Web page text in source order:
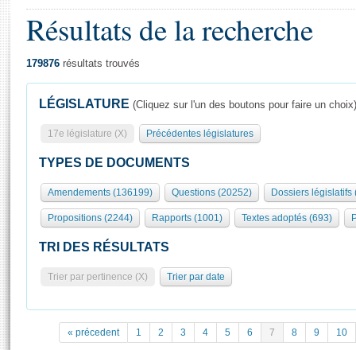
Présidence
577 députés
Groupes politiques
Séance publique
Commissions et autres organes
Europe et International
Pétitions
Général
Rôle et pouvoirs de l'Assemblée
Organisation de l'Assemblée
Présidence Conférence des Présidents Bureau Collège des
Statistiques et chiffres clés
Documents de référence
( Constitution | Règlement de l'Assemblée ... )
Visiter l'Assemblée
Visite virtuelle du palais Bourbon
Assister à une séance
La Bibliothèque
Résultats de la recherche
179876 résultats trouvés
LÉGISLATURE (Cliquez sur l'un des boutons pour faire un choix)
17e législature (X) Précédentes législatures
TYPES DE DOCUMENTS
Amendements (136199) Questions (20252) Dossiers législatifs
Propositions (2244) Rapports (1001) Textes adoptés (693)
TRI DES RÉSULTATS
Trier par pertinence (X) Trier par date
« précedent 1 2 3 4 5 6 7 8 9 10